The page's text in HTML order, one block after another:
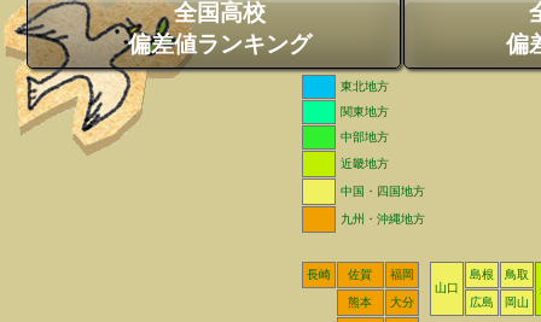
全国高校
偏差値ランキング
偏
東北地方
関東地方
中部地方
近畿地方
中国・四国地方
九州・沖縄地方
長崎 佐賀
福岡
山口
島根
鳥取
熊本
大分 広島 岡山